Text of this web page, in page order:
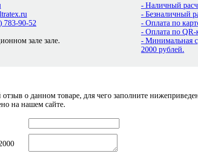
783-90-52
зале зале.
- Наличный
- Безналичный
- Оплата по
- Оплата по QR-
- Минимальная
2000 рублей.
о данном товаре, для чего заполните
на нашем сайте.